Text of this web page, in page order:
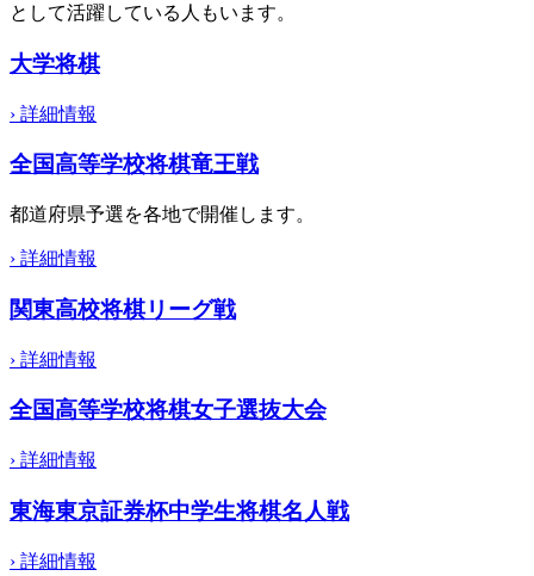
として活躍している人もいます。
大学将棋
› 詳細情報
全国高等学校将棋竜王戦
都道府県予選を各地で開催します。
› 詳細情報
関東高校将棋リーグ戦
› 詳細情報
全国高等学校将棋女子選抜大会
› 詳細情報
東海東京証券杯中学生将棋名人戦
› 詳細情報